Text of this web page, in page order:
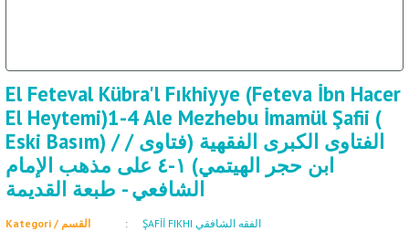
El Feteval Kübra'l Fıkhiyye (Feteva İbn Hacer
El Heytemi)1-4 Ale Mezhebu İmamül Şafii (
Eski Basım) / / الفتاوى الكبرى الفقهية (فتاوى
ابن حجر الهيتمي) ١-٤ على مذهب الإمام
الشافعي - طبعة القديمة
Kategori / القسم
ŞAFİİ FIKHI الفقه الشافقي